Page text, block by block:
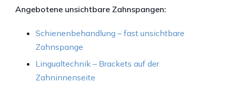
Angebotene unsichtbare Zahnspangen:
Schienenbehandlung – fast unsichtbare
Zahnspange
Lingualtechnik – Brackets auf der
Zahninnenseite